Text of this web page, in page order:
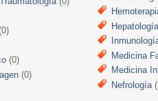
(0)
(0)
Hepatología
Medicina
Medicina
Nefrología